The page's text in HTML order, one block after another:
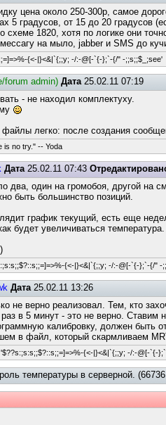
цена около 250-300р, самое
5 градусов, от 15 до 20 градусов
схеме 1820, хотя по логике они
на мыло, jabber и SMS до
{<-|}<&|`{;;y; -/:-@[-`{-};`-{/" -;;s;;$_;see'
forum admin) Дата25.02.11 07:19
- не находил комплектуху.
легко: после создания
is no try." -- Yoda
Дата25.02.11 07:43
два, один на громобоя, другой на
быть большинство позиций.
график текущий, есть еще
будет увеличиваться температура.
{<-|}<&|`{;;y; -/:-@[-`{-};`-{/" -
Дата25.02.11 13:26
не верно реализовал. Тем, кто
в 5 минут - это не верно. Ставим
калибровку, должен быть
в файл, который скармливаем
{<-|}<&|`{;;y; -/:-@[-`{-
температуры в серверной.